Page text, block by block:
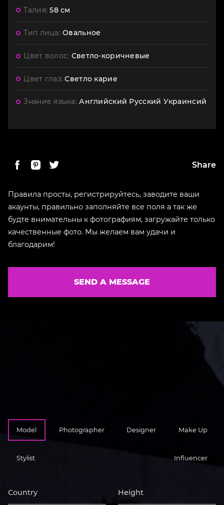
Талия:58 см
Тип лица:Овальное
Цвет волос: Светло-коричневые
Цвет глаз:Светло карие
Знание языка:Английский Русский Украинсий
Share
Правила просты, регистрируйтесь, заводите ваши
акаунты, правильно заполняйте все поля а так же
будте внимательны к фотографиям, загружайте только
качественные фото. Мы желаем вам удачи и
благодарим!
SEND A MESSAGE
Model Photographer Designer Make Up
Stylist Influencer